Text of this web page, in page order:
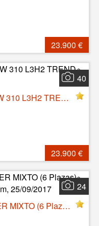
23.900 €
40
FORD TRANSIT 2.0TDCI 77KW 310 L3H2 TREND FWD, 29/05/2020
23.900 €
24
VOLKSWAGEN TRANSPORTER MIXTO (6 Plazas) LARGO 2.0 TDI 102 CV, 96000 km, 25/09/2017